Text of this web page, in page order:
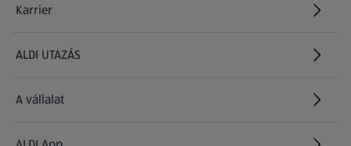
Karrier
(új oldalon nyílik meg)
ALDI UTAZÁS
(új oldalon nyílik meg)
A vállalat